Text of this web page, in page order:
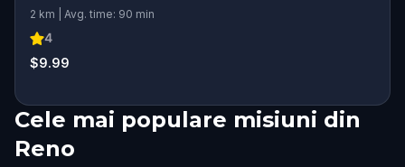
2 km | Avg. time: 90 min
4
$9.99
Cele mai populare misiuni din
Reno